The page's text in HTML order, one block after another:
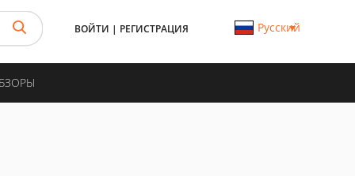
ВОЙТИ | РЕГИСТРАЦИЯ Русский